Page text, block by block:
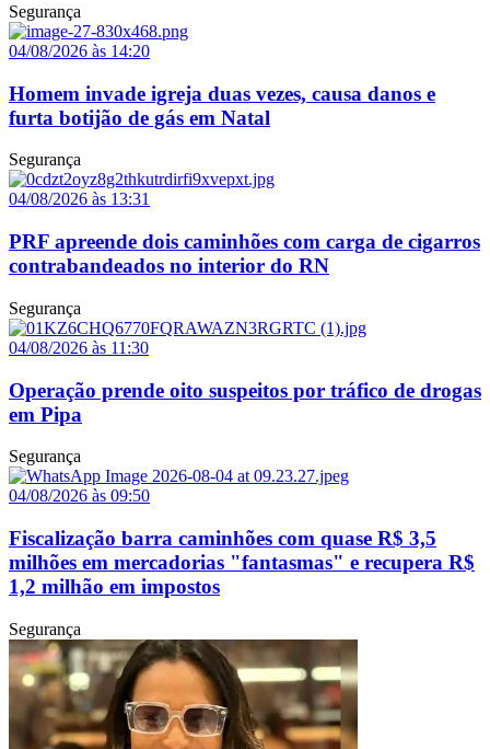
Segurança
04/08/2026 às 14:20
Homem invade igreja duas vezes, causa danos e
furta botijão de gás em Natal
Segurança
04/08/2026 às 13:31
PRF apreende dois caminhões com carga de cigarros
contrabandeados no interior do RN
Segurança
04/08/2026 às 11:30
Operação prende oito suspeitos por tráfico de drogas
em Pipa
Segurança
04/08/2026 às 09:50
Fiscalização barra caminhões com quase R$ 3,5
milhões em mercadorias "fantasmas" e recupera R$
1,2 milhão em impostos
Segurança